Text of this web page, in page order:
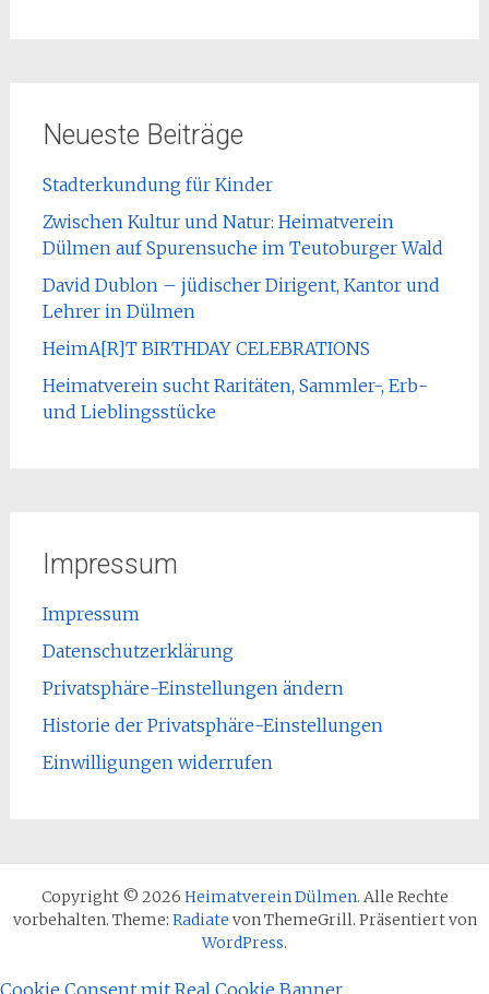
Neueste Beiträge
Stadterkundung für Kinder
Zwischen Kultur und Natur: Heimatverein
Dülmen auf Spurensuche im Teutoburger Wald
David Dublon – jüdischer Dirigent, Kantor und
Lehrer in Dülmen
HeimA[R]T BIRTHDAY CELEBRATIONS
Heimatverein sucht Raritäten, Sammler-, Erb-
und Lieblingsstücke
Impressum
Impressum
Datenschutzerklärung
Privatsphäre-Einstellungen ändern
Historie der Privatsphäre-Einstellungen
Einwilligungen widerrufen
Copyright © 2026 Heimatverein Dülmen. Alle Rechte
vorbehalten. Theme: Radiate von ThemeGrill. Präsentiert von
WordPress.